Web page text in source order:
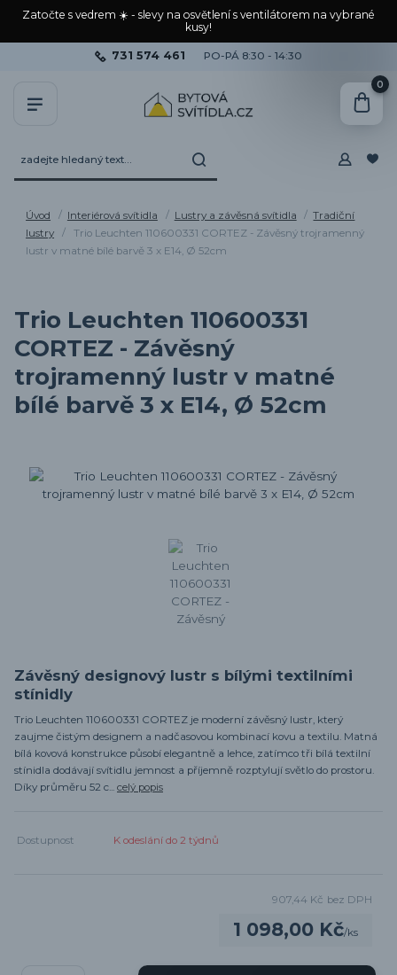
Zatočte s vedrem ☀️ - slevy na osvětlení s ventilátorem na vybrané
kusy!
731 574 461 PO-PÁ 8:30 - 14:30
0
Úvod Interiérová svítidla Lustry a závěsná svítidla
Tradiční
lustry
Trio Leuchten 110600331 CORTEZ - Závěsný trojramenný
lustr v matné bílé barvě 3 x E14, Ø 52cm
Trio Leuchten 110600331
CORTEZ - Závěsný
trojramenný lustr v matné
bílé barvě 3 x E14, Ø 52cm
Závěsný designový lustr s bílými textilními
stínidly
Trio Leuchten 110600331 CORTEZ je moderní závěsný lustr, který
zaujme čistým designem a nadčasovou kombinací kovu a textilu. Matná
bílá kovová konstrukce působí elegantně a lehce, zatímco tři bílá textilní
stínidla dodávají svítidlu jemnost a příjemně rozptylují světlo do prostoru.
Díky průměru 52 c... celý popis
Dostupnost K odeslání do 2 týdnů
1 098,00 Kč/ks
907,44 Kč bez DPH